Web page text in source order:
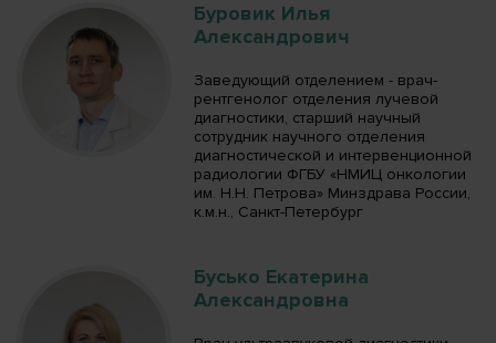
Буровик Илья
Александрович
Заведующий отделением - врач-
рентгенолог отделения лучевой
диагностики, старший научный
сотрудник научного отделения
диагностической и интервенционной
радиологии ФГБУ «НМИЦ онкологии
им. Н.Н. Петрова» Минздрава России,
к.м.н., Санкт-Петербург
Бусько Екатерина
Александровна